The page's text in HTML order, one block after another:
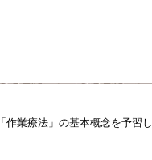
業療法」の基本概念を予習し